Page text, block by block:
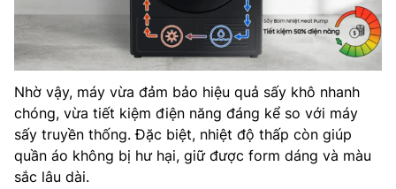
Nhờ vậy, máy vừa đảm bảo hiệu quả sấy khô nhanh
chóng, vừa tiết kiệm điện năng đáng kể so với máy
sấy truyền thống. Đặc biệt, nhiệt độ thấp còn giúp
quần áo không bị hư hại, giữ được form dáng và màu
sắc lâu dài.